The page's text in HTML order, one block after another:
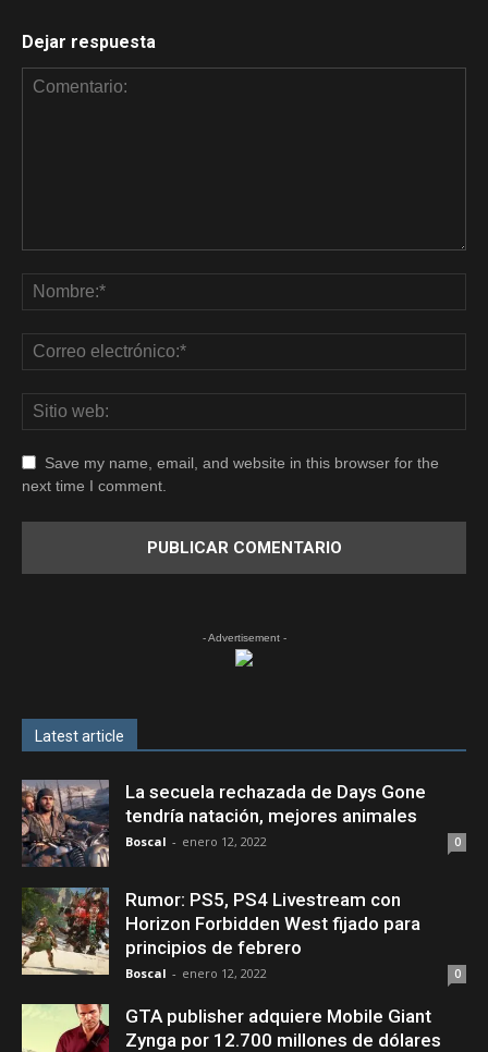
Dejar respuesta
Save my name, email, and website in this browser for the
next time I comment.
- Advertisement -
Latest article
La secuela rechazada de Days Gone
tendría natación, mejores animales
Boscal - enero 12, 2022 0
Rumor: PS5, PS4 Livestream con
Horizon Forbidden West fijado para
principios de febrero
Boscal - enero 12, 2022 0
GTA publisher adquiere Mobile Giant
Zynga por 12.700 millones de dólares